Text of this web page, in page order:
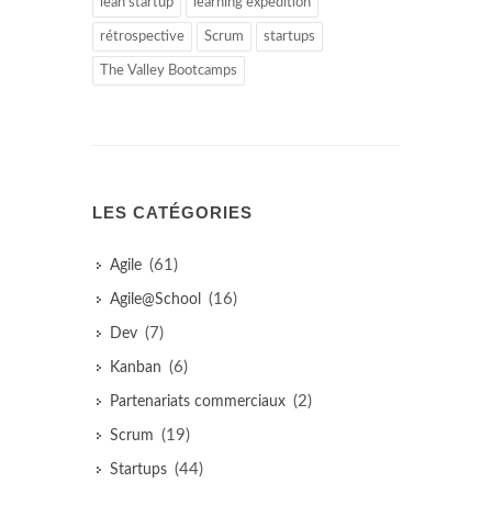
rétrospective Scrum startups
The Valley Bootcamps
LES CATÉGORIES
Agile (61)
Agile@School (16)
Dev (7)
Kanban (6)
Partenariats commerciaux (2)
Scrum (19)
Startups (44)